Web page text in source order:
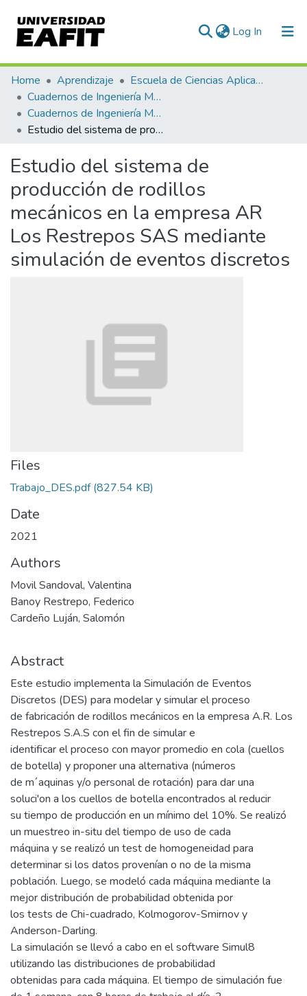
Log In (current)
Communities & Collections
All of DSpace
Statistics
Home Aprendizaje
Escuela de Ciencias Aplicadas e Ingeniería
Cuadernos de Ingeniería Matemática
Cuadernos de Ingeniería Matemática Vol. 01 Núm. 03 (2023)
Estudio del sistema de producción de rodillos mecánicos en la empresa AR Los Restrepos SAS mediante simulación de eventos discretos
Estudio del sistema de
producción de rodillos
mecánicos en la empresa AR
Los Restrepos SAS mediante
simulación de eventos discretos
Files
Trabajo_DES.pdf(827.54 KB)
Date
2021
Authors
Movil Sandoval, Valentina
Banoy Restrepo, Federico
Cardeño Luján, Salomón
Abstract
Este estudio implementa la Simulación de Eventos
Discretos (DES) para modelar y simular el proceso
de fabricación de rodillos mecánicos en la empresa A.R. Los
Restrepos S.A.S con el fin de simular e
identificar el proceso con mayor promedio en cola (cuellos
de botella) y proponer una alternativa (números
de m´aquinas y/o personal de rotación) para dar una
soluci'on a los cuellos de botella encontrados al reducir
su tiempo de producción en un mínimo del 10%. Se realizó
un muestreo in-situ del tiempo de uso de cada
máquina y se realizó un test de homogeneidad para
determinar si los datos provenían o no de la misma
población. Luego, se modeló cada máquina mediante la
mejor distribución de probabilidad obtenida por
los tests de Chi-cuadrado, Kolmogorov-Smirnov y
Anderson-Darling.
La simulación se llevó a cabo en el software Simul8
utilizando las distribuciones de probabilidad
obtenidas para cada máquina. El tiempo de simulación fue